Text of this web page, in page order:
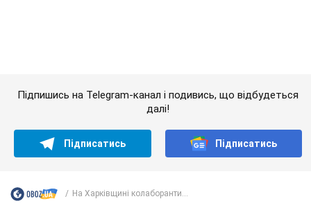
Підпишись на Telegram-канал і подивись, що відбудеться
далі!
Підписатись Підписатись
На Харківщині колаборанти...